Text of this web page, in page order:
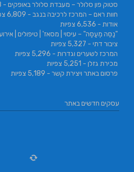
סטוק פון סלולר – מעבדת סלולר באופקים - 7,018 צפיות
חוות ראם – המרכז לרכיבה בנגב - 6,809 צפיות
אודות - 6,536 צפיות
"נַסֵּה מְעַסֶּה" – עיסוי | מסאז' | טיפולים |
ציבור דתי - 5,327 צפיות
המרכז לשערים וגדרות - 5,296 צפיות
מכירת גזלן - 5,251 צפיות
פרסום באתר ויצירת קשר - 5,189 צפיות
עסקים חדשים באתר